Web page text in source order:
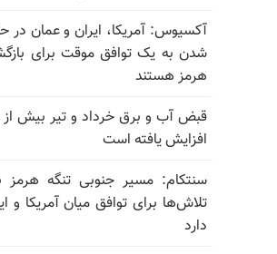
آکسیوس: آمریکا، ایران و عمان در
شدن به یک توافق موقت برای
هرمز هستند
افزایش یافته است
سنتکام: مسیر جنوبی تنگه هرمز
تلاش‌ها برای توافق میان آمریکا و
دارد